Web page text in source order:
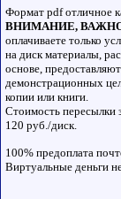
Формат pdf отличное
ВНИМАНИЕ,
оплачиваете только
на диск материалы,
основе,
демонстрационных
копии или книги.
Стоимость пересылки
120 руб./диск.
100% предоплата
Виртуальные деньги